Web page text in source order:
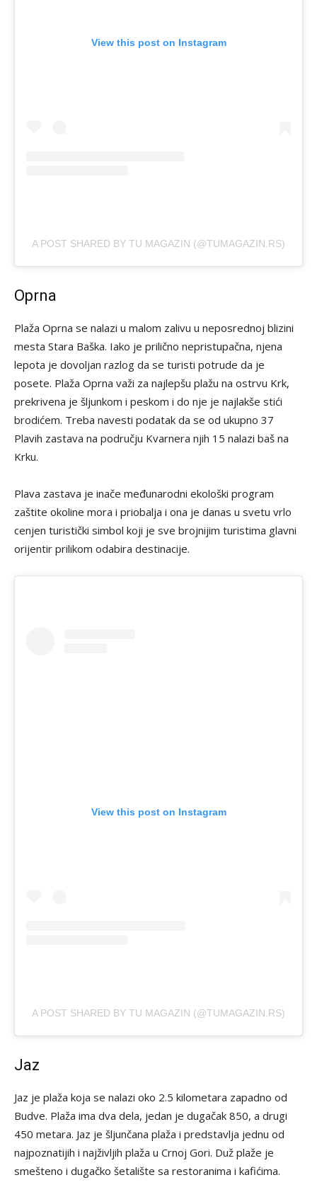
View this post on Instagram
A POST SHARED BY TU MAGAZIN (@TUMAGAZIN.RS)
Oprna
Plaža Oprna se nalazi u malom zalivu u neposrednoj blizini
mesta Stara Baška. Iako je prilično nepristupačna, njena
lepota je dovoljan razlog da se turisti potrude da je
posete. Plaža Oprna važi za najlepšu plažu na ostrvu Krk,
prekrivena je šljunkom i peskom i do nje je najlakše stići
brodićem. Treba navesti podatak da se od ukupno 37
Plavih zastava na području Kvarnera njih 15 nalazi baš na
Krku.
Plava zastava je inače međunarodni ekološki program
zaštite okoline mora i priobalja i ona je danas u svetu vrlo
cenjen turistički simbol koji je sve brojnijim turistima glavni
orijentir prilikom odabira destinacije.
View this post on Instagram
A POST SHARED BY TU MAGAZIN (@TUMAGAZIN.RS)
Jaz
Jaz je plaža koja se nalazi oko 2.5 kilometara zapadno od
Budve. Plaža ima dva dela, jedan je dugačak 850, a drugi
450 metara. Jaz je šljunčana plaža i predstavlja jednu od
najpoznatijih i najživljih plaža u Crnoj Gori. Duž plaže je
smešteno i dugačko šetalište sa restoranima i kafićima.